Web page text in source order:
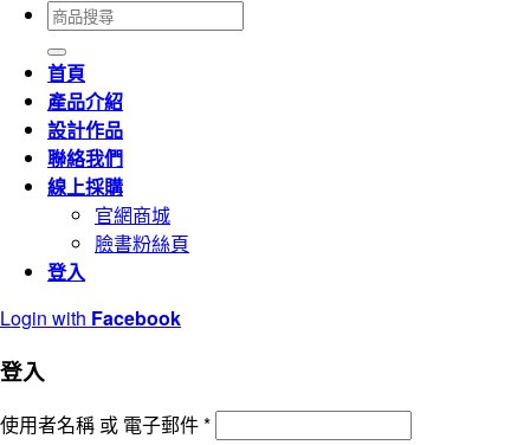
搜
尋
關
鍵
字:
首頁
產品介紹
設計作品
聯絡我們
線上採購
官網商城
臉書粉絲頁
登入
Login with Facebook
登入
使用者名稱 或 電子郵件*